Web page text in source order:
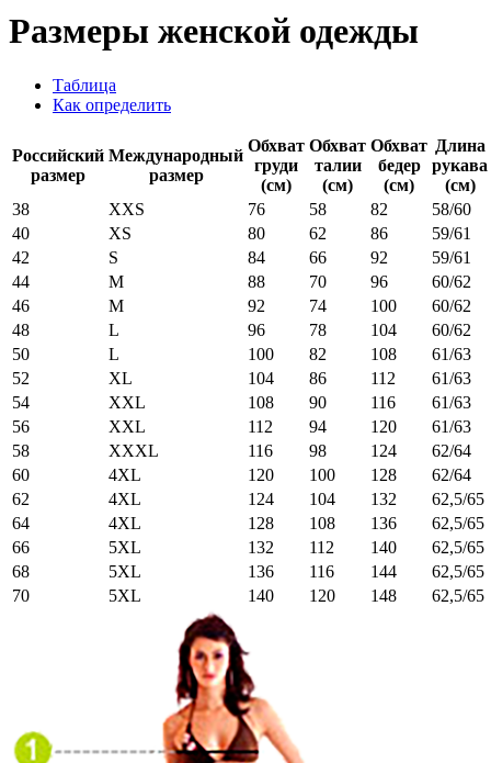
Размеры женской одежды
Таблица
Как определить
Российский
размер
Международный
размер
Обхват
груди
(см)
Обхват
талии
(см)
Обхват
бедер
(см)
Длина
рукава
(см)
38
XXS 76 58 82
58/60
40
XS 80 62 86
59/61
42
S 84 66 92
59/61
44
M 88 70 96
60/62
46
M 92 74 100
60/62
48
L 96 78 104
60/62
50
L 100 82 108
61/63
52
XL 104 86 112
61/63
54
XXL 108 90 116
61/63
56
XXL 112 94 120
61/63
58
XXXL 116 98 124
62/64
60
4XL 120 100 128
62/64
62
4XL 124 104 132
62,5/65
64
4XL 128 108 136
62,5/65
66
5XL 132 112 140
62,5/65
68
5XL 136 116 144
62,5/65
70
5XL 140 120 148 62,5/65